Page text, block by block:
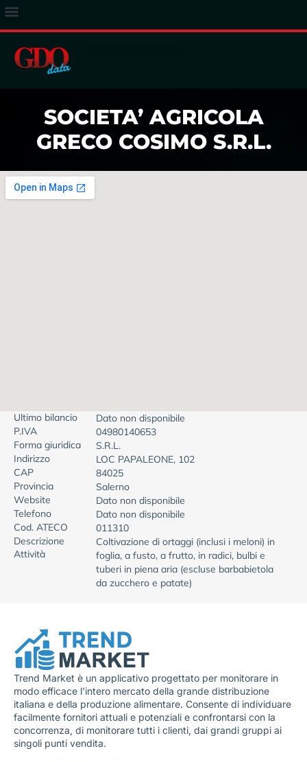
SOCIETA’ AGRICOLA
GRECO COSIMO S.R.L.
Ultimo bilancio
Dato non disponibile
P.IVA
04980140653
Forma giuridica
S.R.L.
Indirizzo
LOC PAPALEONE, 102
CAP
84025
Provincia
Salerno
Website
Dato non disponibile
Telefono
Dato non disponibile
Cod. ATECO
011310
Descrizione
Attività
Coltivazione di ortaggi (inclusi i meloni) in
foglia, a fusto, a frutto, in radici, bulbi e
tuberi in piena aria (escluse barbabietola
da zucchero e patate)
Trend Market è un applicativo progettato per monitorare in
modo efficace l’intero mercato della grande distribuzione
italiana e della produzione alimentare. Consente di individuare
facilmente fornitori attuali e potenziali e confrontarsi con la
concorrenza, di monitorare tutti i clienti, dai grandi gruppi ai
singoli punti vendita.